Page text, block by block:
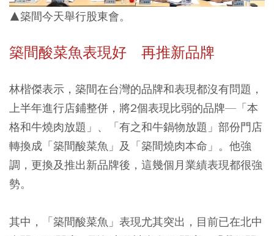
▲築間今天舉行股東會。
築間酸菜魚表現好 再推新品牌
林楷傑表示，築間在台灣的品牌和表現都沒有問題，
上半年進行店鋪整併，將2個表現比弱的品牌—「本
格和牛燒肉放題」、「有之和牛鍋物放題」部份門店
轉換成「築間酸菜魚」及「築間燒肉本命」。他強
調，更換及推出新品牌後，這幾個月業績表現都很強
勢。
其中，「築間酸菜魚」表現尤其突出，目前已在北中